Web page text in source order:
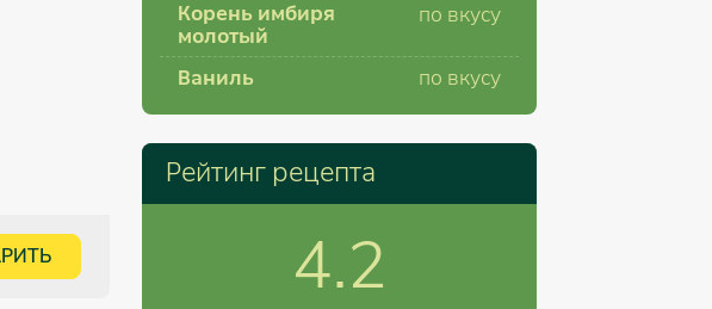
Корень имбиря
молотый
по вкусу
Ваниль по вкусу
Рейтинг рецепта
4.2